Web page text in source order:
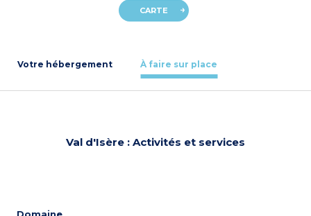
CARTE
Votre hébergement À faire sur place
Val d'Isère : Activités et services